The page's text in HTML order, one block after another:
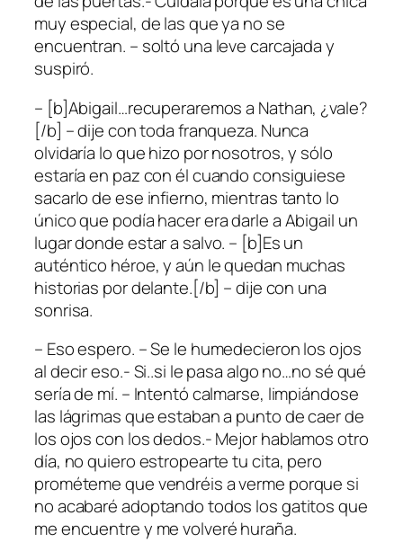
muy especial, de las que ya no se
encuentran. – soltó una leve carcajada y
suspiró.
– [b]Abigail…recuperaremos a Nathan, ¿vale?
[/b] – dije con toda franqueza. Nunca
olvidaría lo que hizo por nosotros, y sólo
estaría en paz con él cuando consiguiese
sacarlo de ese infierno, mientras tanto lo
único que podía hacer era darle a Abigail un
lugar donde estar a salvo. – [b]Es un
auténtico héroe, y aún le quedan muchas
historias por delante.[/b] – dije con una
sonrisa.
– Eso espero. – Se le humedecieron los ojos
al decir eso.- Si..si le pasa algo no…no sé qué
sería de mí. – Intentó calmarse, limpiándose
las lágrimas que estaban a punto de caer de
los ojos con los dedos.- Mejor hablamos otro
día, no quiero estropearte tu cita, pero
prométeme que vendréis a verme porque si
no acabaré adoptando todos los gatitos que
me encuentre y me volveré huraña.